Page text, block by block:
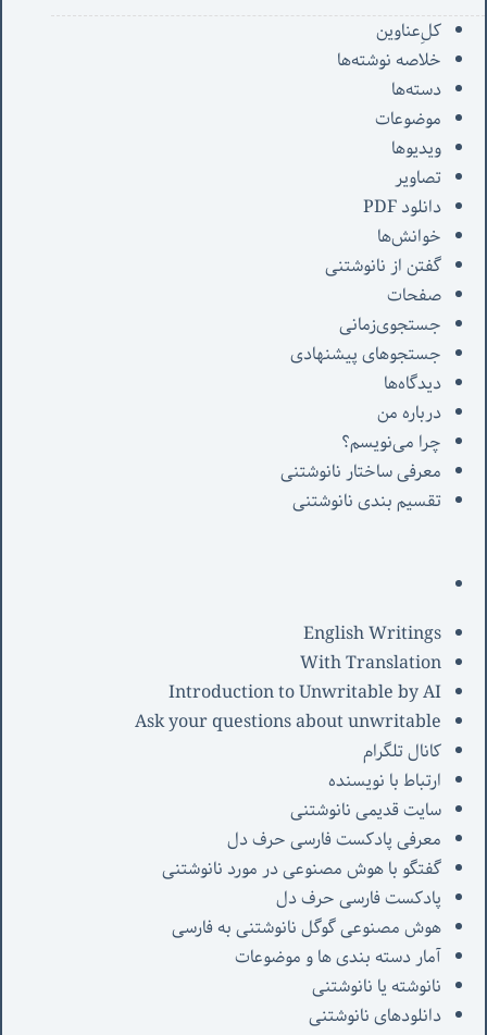
کل‌ِعناوین
خلاصه نوشته‌ها
دسته‌ها
موضوعات
ویدیوها
تصاویر
دانلود PDF
خوانش‌ها
گفتن از نانوشتنی
صفحات
جستجوی‌زمانی
جستجوهای پیشنهادی
دیدگاه‌ها
درباره من
چرا می‌نویسم؟
معرفی‌ ساختار نانوشتنی
تقسیم بندی نانوشتنی
English Writings
With Translation
Introduction to Unwritable by AI
Ask your questions about unwritable
کانال تلگرام
ارتباط با نویسنده
سایت قدیمی نانوشتنی
معرفی پادکست فارسی حرف دل
گفتگو با هوش مصنوعی در مورد نانوشتنی
پادکست فارسی حرف دل
هوش مصنوعی گوگل نانوشتنی به فارسی
آمار دسته بندی ها و موضوعات
نانوشته یا نانوشتنی
دانلودهای نانوشتنی